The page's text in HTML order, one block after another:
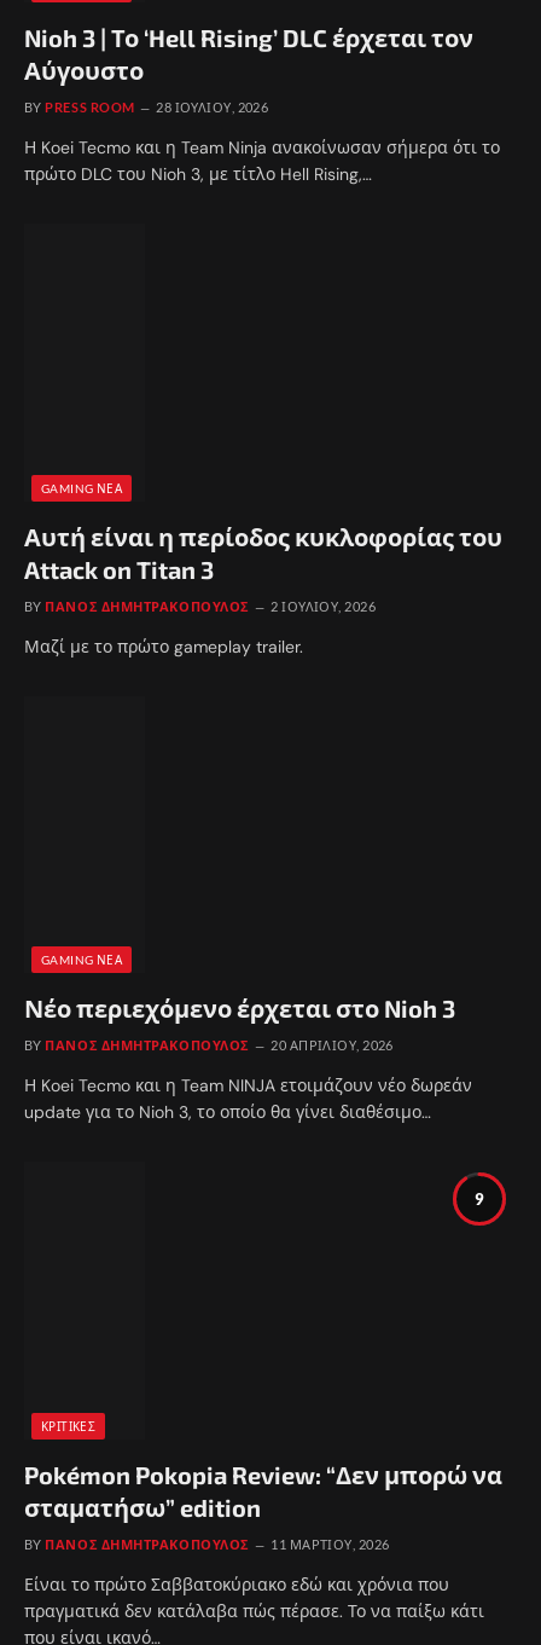
Nioh 3 | Το ‘Hell Rising’ DLC έρχεται τον
Αύγουστο
BY PRESS ROOM 28 ΙΟΥΛΊΟΥ, 2026
Η Koei Tecmo και η Team Ninja ανακοίνωσαν σήμερα ότι το
πρώτο DLC του Nioh 3, με τίτλο Hell Rising,…
GAMING ΝΈΑ
Αυτή είναι η περίοδος κυκλοφορίας του
Attack on Titan 3
BY ΠΆΝΟΣ ΔΗΜΗΤΡΑΚΌΠΟΥΛΟΣ 2 ΙΟΥΛΊΟΥ, 2026
Μαζί με το πρώτο gameplay trailer.
GAMING ΝΈΑ
Νέο περιεχόμενο έρχεται στο Nioh 3
BY ΠΆΝΟΣ ΔΗΜΗΤΡΑΚΌΠΟΥΛΟΣ 20 ΑΠΡΙΛΊΟΥ, 2026
Η Koei Tecmo και η Team NINJA ετοιμάζουν νέο δωρεάν
update για το Nioh 3, το οποίο θα γίνει διαθέσιμο…
9
ΚΡΙΤΙΚΈΣ
Pokémon Pokopia Review: “Δεν μπορώ να
σταματήσω” edition
BY ΠΆΝΟΣ ΔΗΜΗΤΡΑΚΌΠΟΥΛΟΣ 11 ΜΑΡΤΊΟΥ, 2026
Είναι το πρώτο Σαββατοκύριακο εδώ και χρόνια που
πραγματικά δεν κατάλαβα πώς πέρασε. Το να παίξω κάτι
που είναι ικανό…